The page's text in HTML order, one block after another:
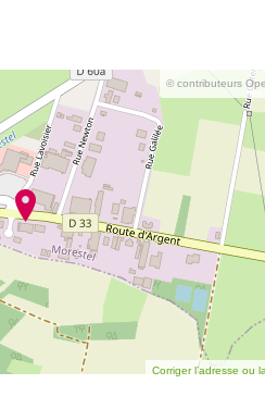
© contributeurs
Corriger l’adresse ou